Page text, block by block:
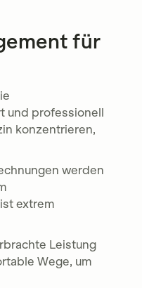
für
und professionell
konzentrieren,
werden
extrem
Leistung
Wege, um